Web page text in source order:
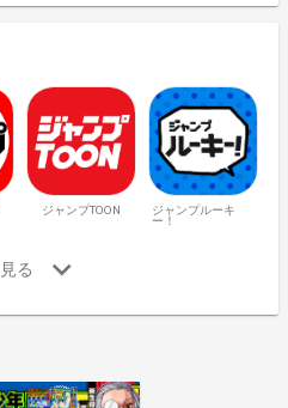
ジャンプTOON
ジャンプルーキ
ー！